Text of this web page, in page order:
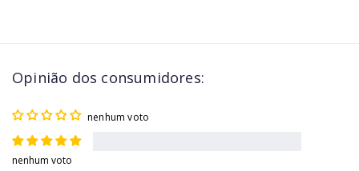
Opinião dos consumidores:
nenhum voto
nenhum voto